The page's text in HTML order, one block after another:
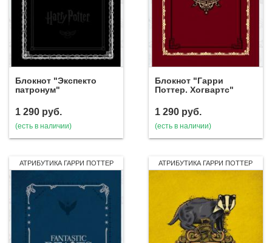
Блокнот "Экспекто
патронум"
1 290 руб.
(есть в наличии)
Блокнот "Гарри
Поттер. Хогвартс"
1 290 руб.
(есть в наличии)
АТРИБУТИКА ГАРРИ ПОТТЕР АТРИБУТИКА ГАРРИ ПОТТЕР